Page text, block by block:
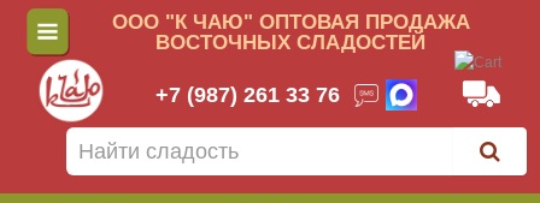
ООО "К ЧАЮ" ОПТОВАЯ ПРОДАЖА
ВОСТОЧНЫХ СЛАДОСТЕЙ
+7 (987) 261 33 76